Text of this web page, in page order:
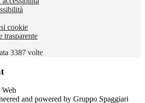
cookie
trasparente
3387 volte
and powered by Gruppo Spaggiari